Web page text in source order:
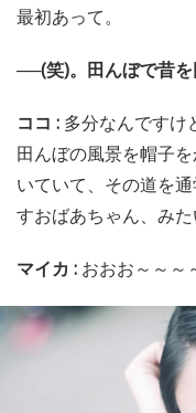
最初あって。
──(笑)。田んぼで昔
ココ : 多分なんですけ
田んぼの風景を帽子
いていて、その道を
すおばあちゃん、み
マイカ : おおお～～～